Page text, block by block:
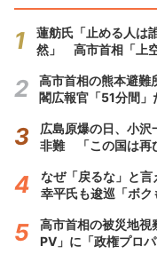
蓮舫氏「止める人は
然」 高市首相「上
高市首相の熊本避
閣広報官「51分間」
広島原爆の日、小沢
非難 「この国は再
なぜ「戻るな」と
幸平氏も逡巡「ボク
高市首相の被災地
PV」に「政権プロ